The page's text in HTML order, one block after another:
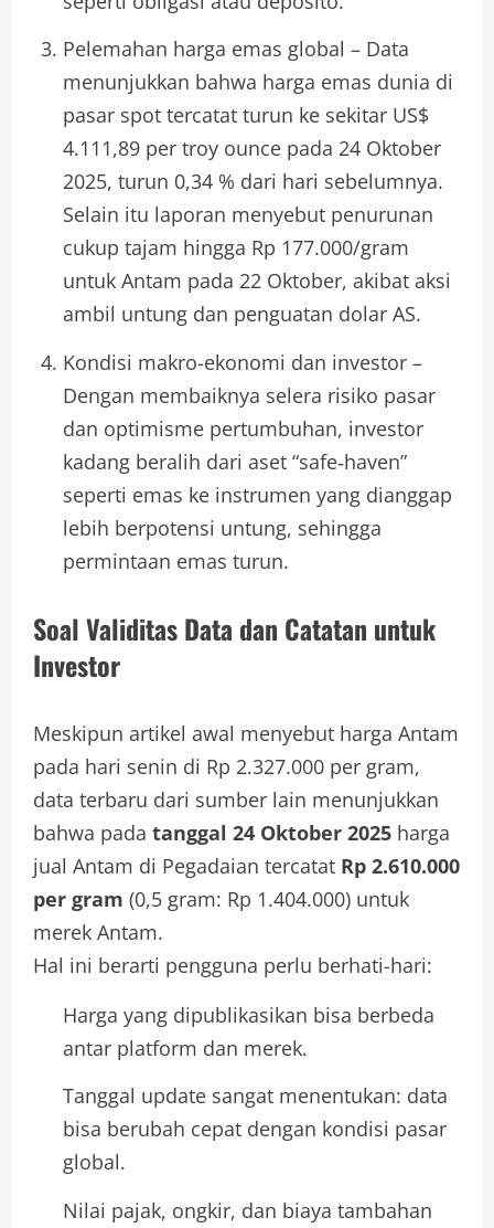
Pelemahan harga emas global – Data
menunjukkan bahwa harga emas dunia di
pasar spot tercatat turun ke sekitar US$
4.111,89 per troy ounce pada 24 Oktober
2025, turun 0,34 % dari hari sebelumnya.
Selain itu laporan menyebut penurunan
cukup tajam hingga Rp 177.000/gram
untuk Antam pada 22 Oktober, akibat aksi
ambil untung dan penguatan dolar AS.
Kondisi makro-ekonomi dan investor –
Dengan membaiknya selera risiko pasar
dan optimisme pertumbuhan, investor
kadang beralih dari aset “safe‐haven”
seperti emas ke instrumen yang dianggap
lebih berpotensi untung, sehingga
permintaan emas turun.
Soal Validitas Data dan Catatan untuk
Investor
Meskipun artikel awal menyebut harga Antam
pada hari senin di Rp 2.327.000 per gram,
data terbaru dari sumber lain menunjukkan
bahwa pada tanggal 24 Oktober 2025 harga
jual Antam di Pegadaian tercatat Rp 2.610.000
per gram (0,5 gram: Rp 1.404.000) untuk
merek Antam.
Hal ini berarti pengguna perlu berhati-hari:
Harga yang dipublikasikan bisa berbeda
antar platform dan merek.
Tanggal update sangat menentukan: data
bisa berubah cepat dengan kondisi pasar
global.
Nilai pajak, ongkir, dan biaya tambahan